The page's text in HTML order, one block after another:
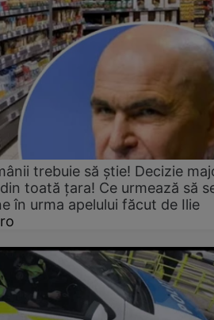
trebuie să știe! Decizie
toată țara! Ce urmează să
în urma apelului făcut de Ilie